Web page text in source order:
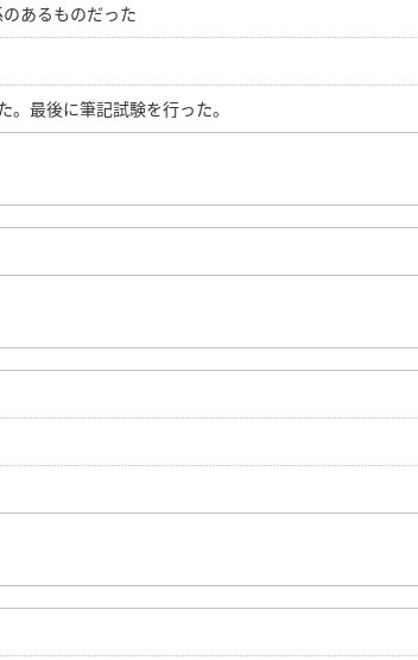
あるものだった
最後に筆記試験を行った。